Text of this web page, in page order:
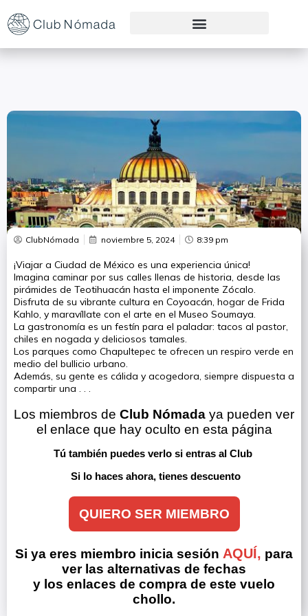
ClubNómada noviembre 5, 2024 8:39 pm
¡Viajar a Ciudad de México es una experiencia única!
Imagina caminar por sus calles llenas de historia, desde las
pirámides de Teotihuacán hasta el imponente Zócalo.
Disfruta de su vibrante cultura en Coyoacán, hogar de Frida
Kahlo, y maravíllate con el arte en el Museo Soumaya.
La gastronomía es un festín para el paladar: tacos al pastor,
chiles en nogada y deliciosos tamales.
Los parques como Chapultepec te ofrecen un respiro verde en
medio del bullicio urbano.
Además, su gente es cálida y acogedora, siempre dispuesta a
compartir una . . .
Los miembros de Club Nómada ya pueden ver
el enlace que hay oculto en esta página
Tú también puedes verlo si entras al Club
Si lo haces ahora, tienes descuento
QUIERO SER MIEMBRO
Si ya eres miembro inicia sesión AQUÍ, para
ver las alternativas de fechas
y los enlaces de compra de este vuelo
chollo.